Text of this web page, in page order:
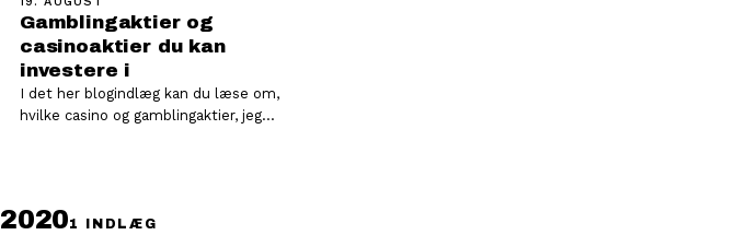
Gamblingaktier og
casinoaktier du kan
investere i
I det her blogindlæg kan du læse om,
hvilke casino og gamblingaktier, jeg
20201 INDLÆG